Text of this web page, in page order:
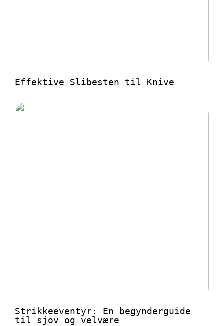
Effektive Slibesten til Knive
Strikkeeventyr: En begynderguide
til sjov og velvære